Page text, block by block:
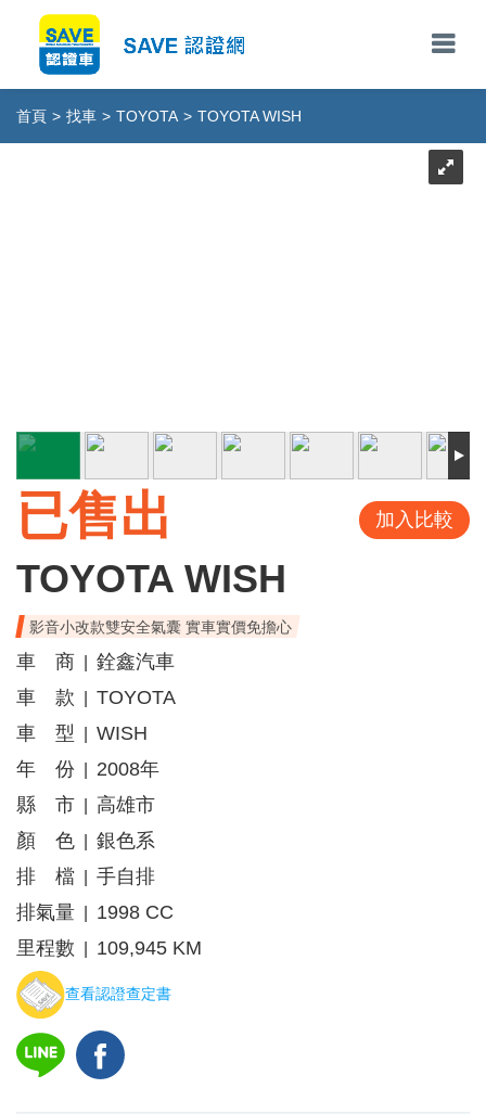
首頁 > 找車 > TOYOTA > TOYOTA WISH
已售出 加入比較
TOYOTA WISH
影音小改款雙安全氣囊 實車實價免擔心
車 商
銓鑫汽車
車 款
TOYOTA
車 型
WISH
年 份
2008年
縣 市
高雄市
顏 色
銀色系
排 檔
手自排
排氣量
1998 CC
里程數
109,945 KM
查看認證查定書